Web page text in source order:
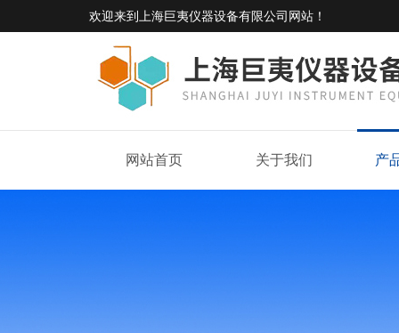
欢迎来到 上海巨夷仪器设备有限公司网站 ！
网站首页 关于我们 产